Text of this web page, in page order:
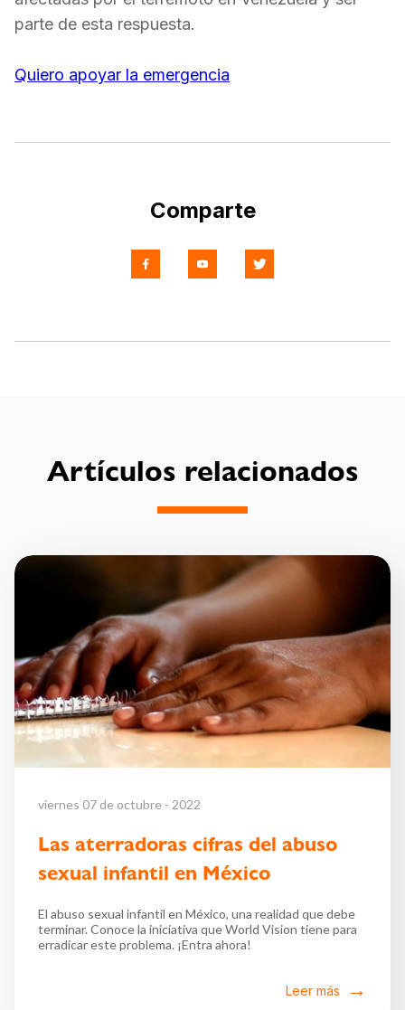
parte de esta respuesta.
Quiero apoyar la emergencia
Comparte
Artículos relacionados
viernes 07 de octubre - 2022
Las aterradoras cifras del abuso
sexual infantil en México
El abuso sexual infantil en México, una realidad que debe
terminar. Conoce la iniciativa que World Vision tiene para
erradicar este problema. ¡Entra ahora!
Leer más